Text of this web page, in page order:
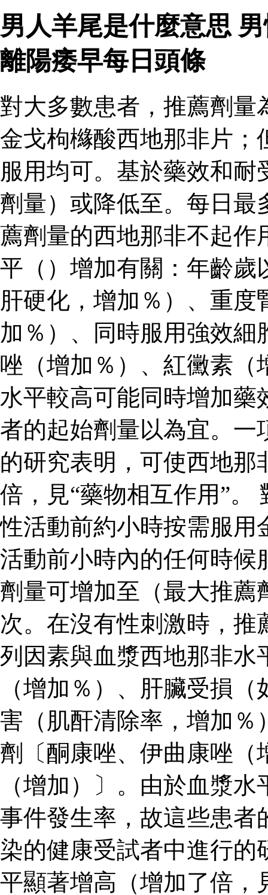
男人羊尾是什麼意思
離陽痿早每日頭條
對大多數患者，推薦劑量
金戈枸櫞酸西地那非片；
服用均可。基於藥效和
劑量）或降低至。每日最
薦劑量的西地那非不起作
平（）增加有關：年齡歲
肝硬化，增加％）、重
加％）、同時服用強效
唑（增加％）、紅黴素（
水平較高可能同時增加藥
者的起始劑量以為宜。一
的研究表明，可使西地
倍，見“藥物相互作用”。
性活動前約小時按需服用
活動前小時內的任何時候
劑量可增加至（最大推薦
次。在沒有性刺激時，
列因素與血漿西地那非水
（增加％）、肝臟受損
害（肌酐清除率，增加％
劑〔酮康唑、伊曲康唑（
（增加）〕。由於血漿
事件發生率，故這些患者
染的健康受試者中進行的
平顯著增高（增加了倍，